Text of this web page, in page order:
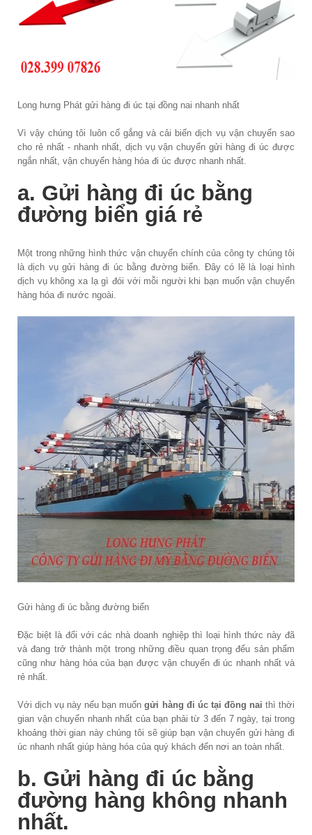
Long hưng Phát gửi hàng đi úc tại đồng nai nhanh nhất
Vì vậy chúng tôi luôn cố gắng và cải biến dịch vụ vận chuyển sao
cho rẻ nhất - nhanh nhất, dịch vụ vận chuyển gửi hàng đi úc được
ngắn nhất, vận chuyển hàng hóa đi úc được nhanh nhất.
a. Gửi hàng đi úc bằng
đường biển giá rẻ
Một trong những hình thức vận chuyển chính của công ty chúng tôi
là dịch vụ gửi hàng đi úc bằng đường biển. Đây có lẽ là loại hình
dịch vụ không xa lạ gì đói với mỗi người khi bạn muốn vận chuyển
hàng hóa đi nước ngoài.
Gửi hàng đi úc bằng đường biển
Đặc biệt là đối với các nhà doanh nghiệp thì loại hình thức này đã
và đang trở thành một trong những điều quan trọng đểu sản phẩm
cũng như hàng hóa của bạn được vận chuyển đi úc nhanh nhất và
rẻ nhất.
Với dịch vụ này nếu bạn muốngửi hàng đi úc tại đồng nai thì thời
gian vận chuyển nhanh nhất của bạn phải từ 3 đến 7 ngày, tại trong
khoảng thời gian này chúng tôi sẽ giúp bạn vận chuyển gửi hàng đi
úc nhanh nhất giúp hàng hóa của quý khách đến nơi an toàn nhất.
b. Gửi hàng đi úc bằng
đường hàng không nhanh
nhất.